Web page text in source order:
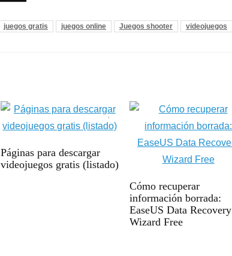
juegos gratis juegos online Juegos shooter videojuegos
Páginas para descargar
videojuegos gratis (listado)
Cómo recuperar
información borrada:
EaseUS Data Recovery
Wizard Free